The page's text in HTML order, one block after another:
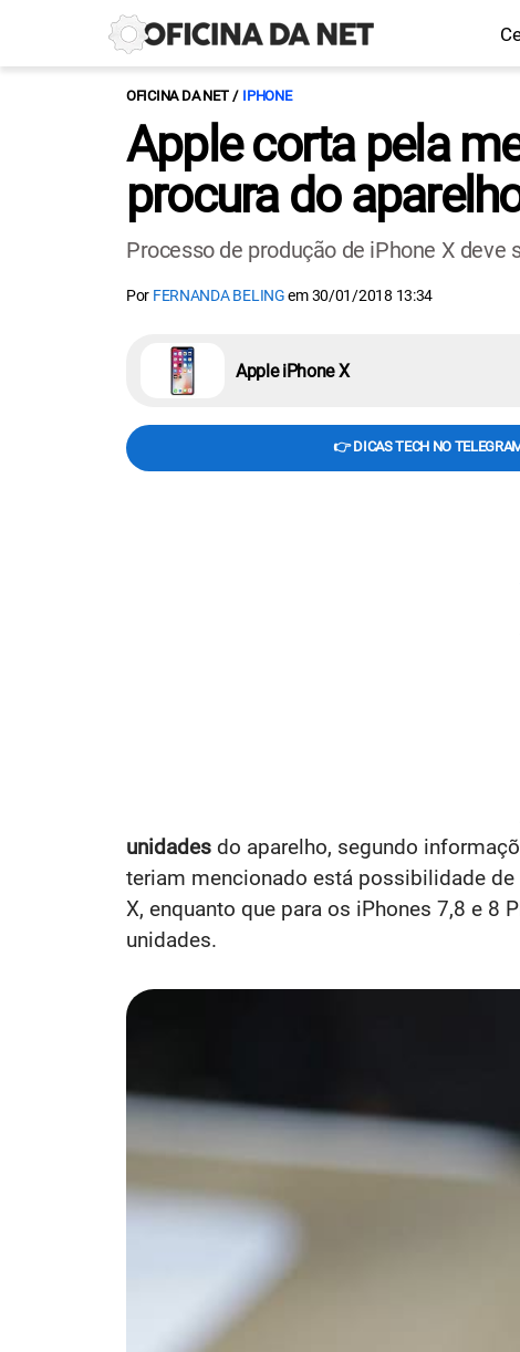
OFICINA DA NET IPHONE
Apple corta pela
procura do
Processo de produção de iPhone X
Por FERNANDA BELINGem30/01/2018 13:34
Apple iPhone X
👉 DICAS TECH NO
unidades do aparelho, segundo
teriam mencionado está possibilidade
X, enquanto que para os iPhones 7,8 e
unidades.